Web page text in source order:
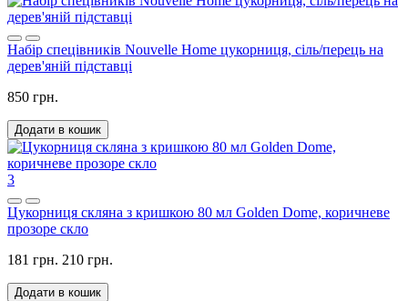
Набір спецівників Nouvelle Home цукорниця, сіль/перець на
дерев'яній підставці
850 грн.
Додати в кошик
3
Цукорниця скляна з кришкою 80 мл Golden Dome, коричневе
прозоре скло
181 грн. 210 грн.
Додати в кошик